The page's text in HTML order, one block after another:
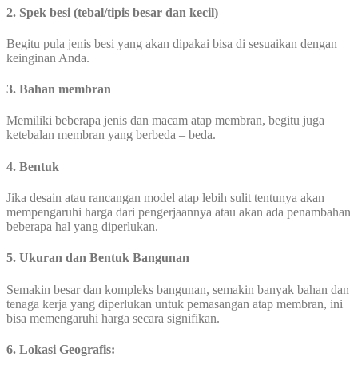
2. Spek besi (tebal/tipis besar dan kecil)
Begitu pula jenis besi yang akan dipakai bisa di sesuaikan dengan
keinginan Anda.
3. Bahan membran
Memiliki beberapa jenis dan macam atap membran, begitu juga
ketebalan membran yang berbeda – beda.
4. Bentuk
Jika desain atau rancangan model atap lebih sulit tentunya akan
mempengaruhi harga dari pengerjaannya atau akan ada penambahan
beberapa hal yang diperlukan.
5. Ukuran dan Bentuk Bangunan
Semakin besar dan kompleks bangunan, semakin banyak bahan dan
tenaga kerja yang diperlukan untuk pemasangan atap membran, ini
bisa memengaruhi harga secara signifikan.
6. Lokasi Geografis: